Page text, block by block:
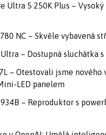
Ultra 5 250K Plus –
NC – Skvěle vybavená
– Dostupná sluchátka s
– Otestovali jsme nového
LED panelem
– Reproduktor s